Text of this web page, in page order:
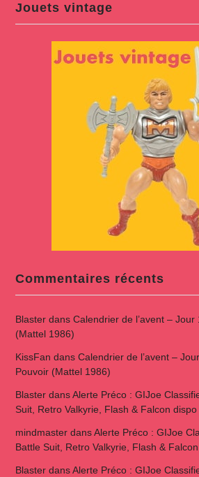
Jouets vintage
Commentaires récents
Blasterdans Calendrier de l’avent –
(Mattel 1986)
KissFan dans Calendrier de l’avent –
Pouvoir (Mattel 1986)
BlasterdansAlerte Préco : GIJoe
Suit, Retro Valkyrie, Flash & Falcon
mindmasterdansAlerte Préco : GIJoe
Battle Suit, Retro Valkyrie, Flash &
BlasterdansAlerte Préco : GIJoe